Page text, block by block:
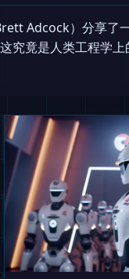
Adcock）分享
究竟是人类工程学